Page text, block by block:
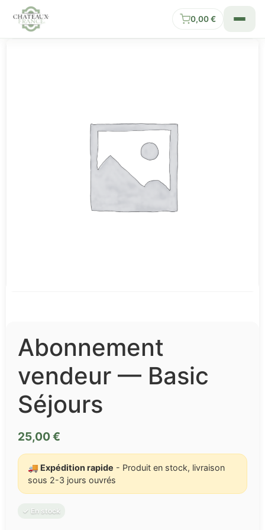
0,00€
Abonnement
vendeur — Basic
Séjours
25,00€
🚚 Expédition rapide - Produit en stock, livraison
sous 2-3 jours ouvrés
✓ En stock